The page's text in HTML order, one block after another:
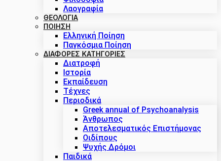
Λαογραφία
ΘΕΟΛΟΓΙΑ
ΠΟΙΗΣΗ
Ελληνική Ποίηση
Παγκόσμια Ποίηση
ΔΙΑΦΟΡΕΣ ΚΑΤΗΓΟΡΙΕΣ
Διατροφή
Ιστορία
Εκπαίδευση
Τέχνες
Περιοδικά
Greek annual of Psychoanalysis
Άνθρωπος
Αποτελεσματικός Επιστήμονας
Οιδίπους
Ψυχής Δρόμοι
Παιδικά